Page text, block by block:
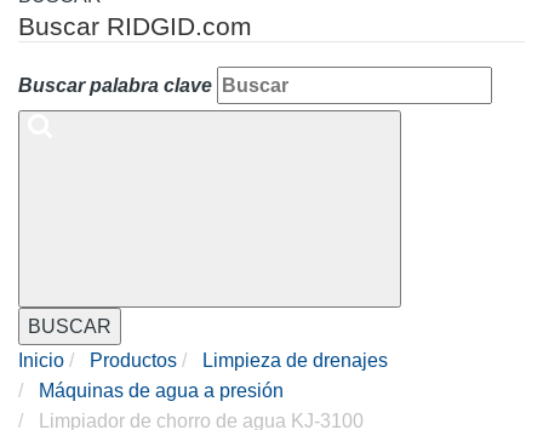
Buscar RIDGID.com
Buscar palabra clave
BUSCAR
Inicio
Productos
Limpieza de drenajes
Máquinas de agua a presión
Limpiador de chorro de agua KJ-3100